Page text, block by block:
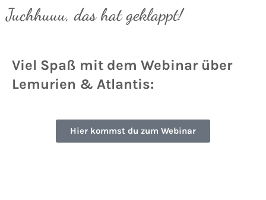
Juchhuuu, das hat geklappt!
Viel Spaß mit dem Webinar über
Lemurien & Atlantis:
Hier kommst du zum Webinar